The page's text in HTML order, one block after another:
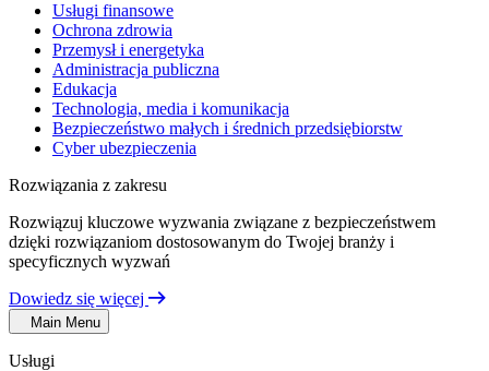
Usługi finansowe
Ochrona zdrowia
Przemysł i energetyka
Administracja publiczna
Edukacja
Technologia, media i komunikacja
Bezpieczeństwo małych i średnich przedsiębiorstw
Cyber ubezpieczenia
Rozwiązania z zakresu
Rozwiązuj kluczowe wyzwania związane z bezpieczeństwem
dzięki rozwiązaniom dostosowanym do Twojej branży i
specyficznych wyzwań
Dowiedz się więcej
Main Menu
Usługi